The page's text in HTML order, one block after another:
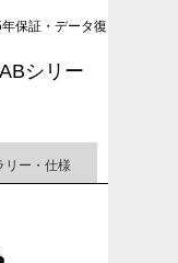
保証・データ復
シリー
リー・仕様